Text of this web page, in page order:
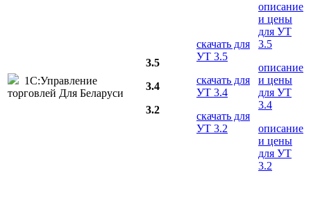
1С:Управление
торговлей Для Беларуси
3.5
3.4
3.2
скачать для
УТ 3.5
скачать для
УТ 3.4
скачать для
УТ 3.2
описание
и цены
для УТ
3.5
описание
и цены
для УТ
3.4
описание
и цены
для УТ
3.2